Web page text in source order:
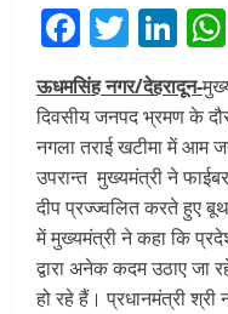
ऊधमसिंह नगर/देहरादून-
दिवसीय जनपद भ्रमण के
नगला तराई खटीमा में आम
उपरान्त मुख्यमंत्री ने
दीप प्रज्ज्वलित करते हुए
में मुख्यमंत्री ने कहा कि
द्वारा अनेक कदम उठाए जा
हो रहे हैं। प्रधानमंत्री